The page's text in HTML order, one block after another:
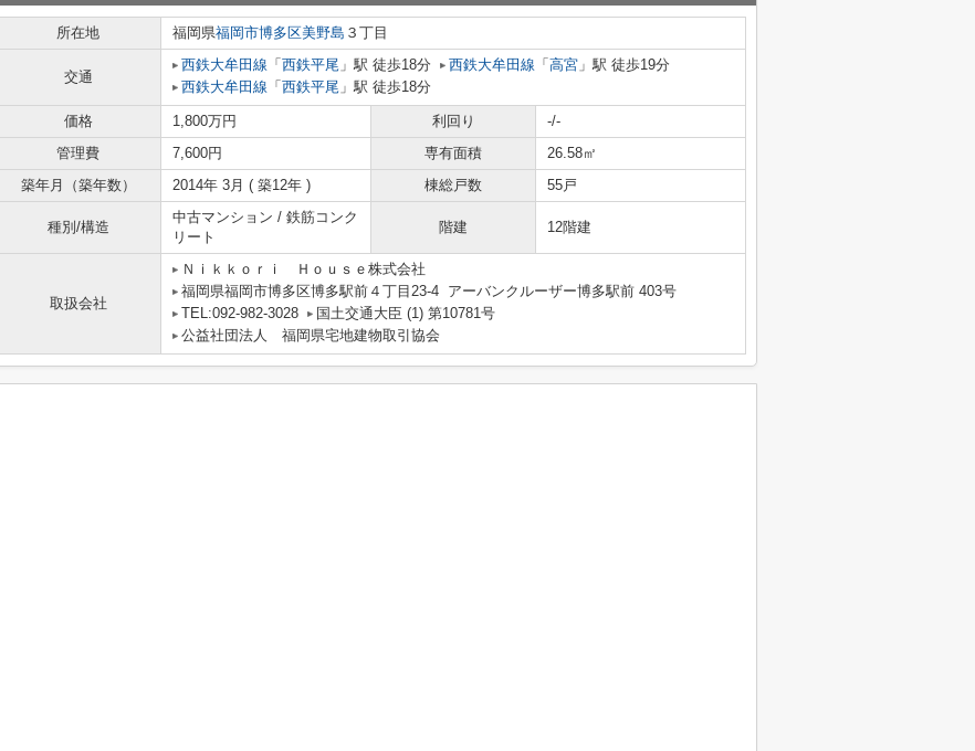
所在地 福岡県福岡市博多区美野島 ３丁目
交通
西鉄大牟田線 「 西鉄平尾 」駅 徒歩18分 西鉄大牟田線 「 高宮 」駅 徒歩19分
西鉄大牟田線 「 西鉄平尾 」駅 徒歩18分
価格 1,800万円 利回り
-/-
管理費
7,600円 専有面積
26.58㎡
築年月（築年数）
2014年 3月 ( 築12年 ) 棟総戸数 55戸
種別/構造
中古マンション / 鉄筋コンク
リート
階建 12階建
取扱会社
Ｎｉｋｋｏｒｉ Ｈｏｕｓｅ株式会社
福岡県福岡市博多区博多駅前４丁目23-4 アーバンクルーザー博多駅前 403号
TEL:092-982-3028
国土交通大臣 (1) 第10781号
公益社団法人 福岡県宅地建物取引協会